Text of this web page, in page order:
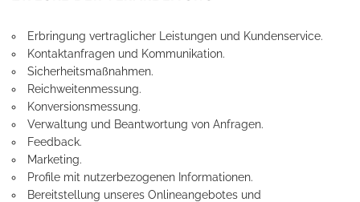
Erbringung vertraglicher Leistungen und Kundenservice.
Kontaktanfragen und Kommunikation.
Sicherheitsmaßnahmen.
Reichweitenmessung.
Konversionsmessung.
Verwaltung und Beantwortung von Anfragen.
Feedback.
Marketing.
Profile mit nutzerbezogenen Informationen.
Bereitstellung unseres Onlineangebotes und